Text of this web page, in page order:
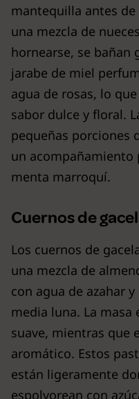
mantequilla antes
una mezcla de
hornearse, se bañan
jarabe de miel
agua de rosas, lo
sabor dulce y floral.
pequeñas porciones
un acompañamiento
menta marroquí.
Cuernos de
Los cuernos de
una mezcla de
con agua de azahar
media luna. La masa
suave, mientras que
aromático. Estos
están ligeramente
espolvorean con